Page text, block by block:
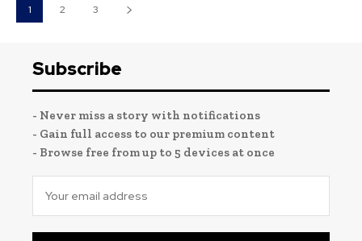
1 2 3
Subscribe
- Never miss a story with notifications
- Gain full access to our premium content
- Browse free from up to 5 devices at once